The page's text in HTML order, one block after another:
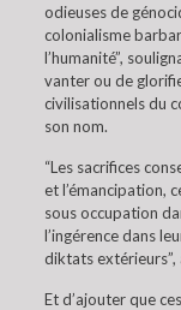
odieuses de
colonialisme
l’humanité”,
vanter ou de
civilisationnels du
son nom.
“Les sacrifices
et l’émancipation,
sous occupation
l’ingérence dans
diktats extérieurs”,
Et d’ajouter que